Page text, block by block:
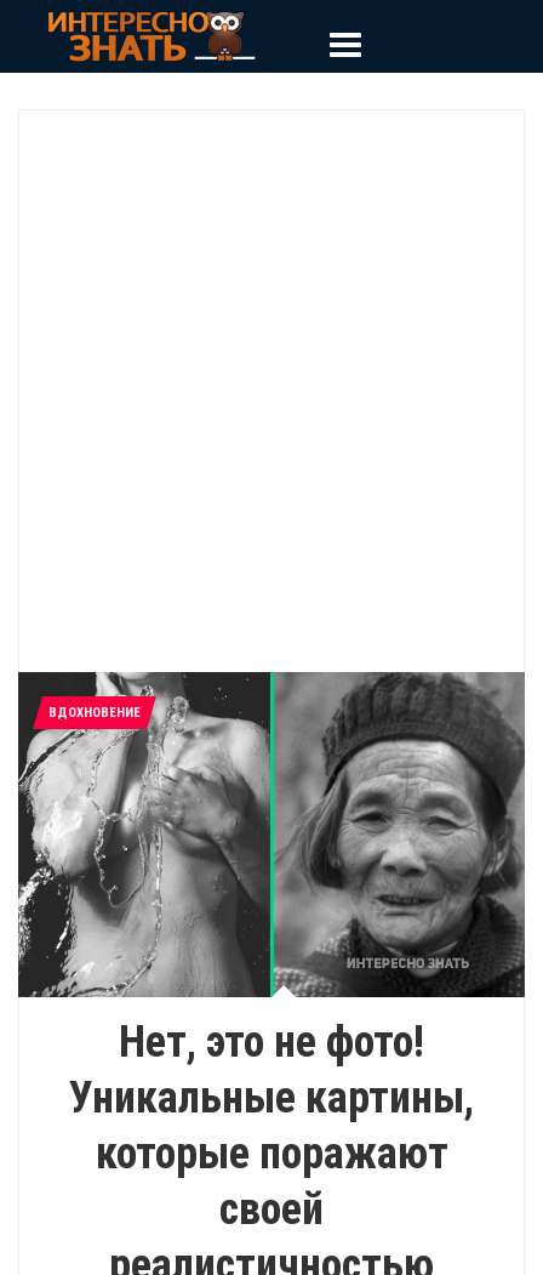
ВДОХНОВЕНИЕ
Нет, это не фото!
Уникальные картины,
которые поражают
своей
реалистичностью